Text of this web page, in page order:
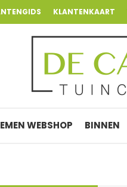
KLANTENKAART
WEBSHOP BINNEN